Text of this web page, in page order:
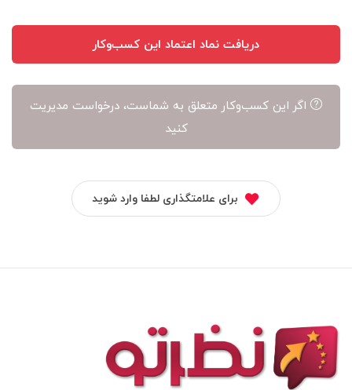
دریافت نماد اعتماد این کسب‌وکار
اگر این کسب‌وکار متعلق به شماست، درخواست مدیریت
کنید
برای علامتگذاری لطفا وارد شوید